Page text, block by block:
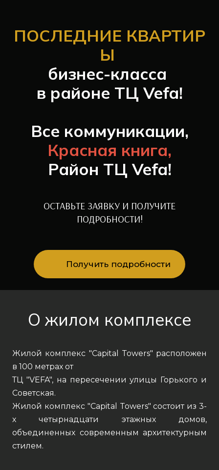
ПОСЛЕДНИЕ КВАРТИР
Ы
бизнес-класса
в районе ТЦ Vefa!
Все коммуникации,
Красная книга,
Район ТЦ Vefa!
ОСТАВЬТЕ ЗАЯВКУ И ПОЛУЧИТЕ
ПОДРОБНОСТИ!
Получить подробности
О жилом комплексе
Жилой комплекс "Capital Towers" расположен
в 100 метрах от
ТЦ "VEFA", на пересечении улицы Горького и
Советская.
Жилой комплекс "Capital Towers" состоит из 3-
х четырнадцати этажных домов,
объединенных современным архитектурным
стилем.